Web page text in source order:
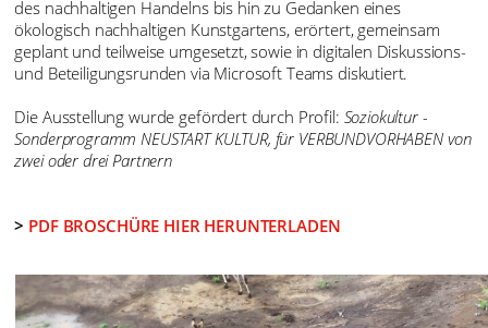
des nachhaltigen Handelns bis hin zu Gedanken eines
ökologisch nachhaltigen Kunstgartens, erörtert, gemeinsam
geplant und teilweise umgesetzt, sowie in digitalen Diskussions-
und Beteiligungsrunden via Microsoft Teams diskutiert.
Die Ausstellung wurde gefördert durch Profil: Soziokultur -
Sonderprogramm NEUSTART KULTUR, für VERBUNDVORHABEN von
zwei oder drei Partnern
> PDF BROSCHÜRE HIER HERUNTERLADEN